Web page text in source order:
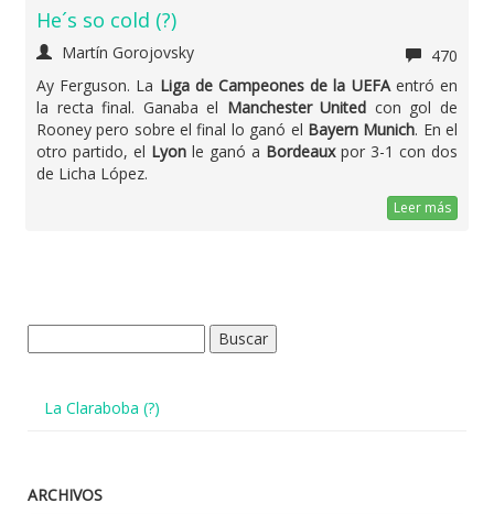
He´s so cold (?)
Martín Gorojovsky
470
Ay Ferguson. La Liga de Campeones de la UEFAentró en
la recta final. Ganaba el Manchester United con gol de
Rooney pero sobre el final lo ganó el Bayern Munich. En el
otro partido, el Lyon le ganó a Bordeauxpor 3-1 con dos
de Licha López.
Leer más
La Claraboba (?)
ARCHIVOS